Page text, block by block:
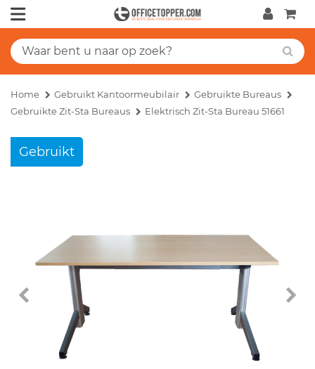
Home Gebruikt Kantoormeubilair
Gebruikte Bureaus
Gebruikte Zit-Sta Bureaus
Elektrisch Zit-Sta Bureau 51661
Gebruikt